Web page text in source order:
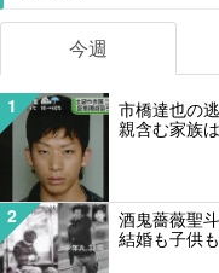
今週
1
市橋達也の
親含む家族
2
酒鬼薔薇聖
結婚も子供